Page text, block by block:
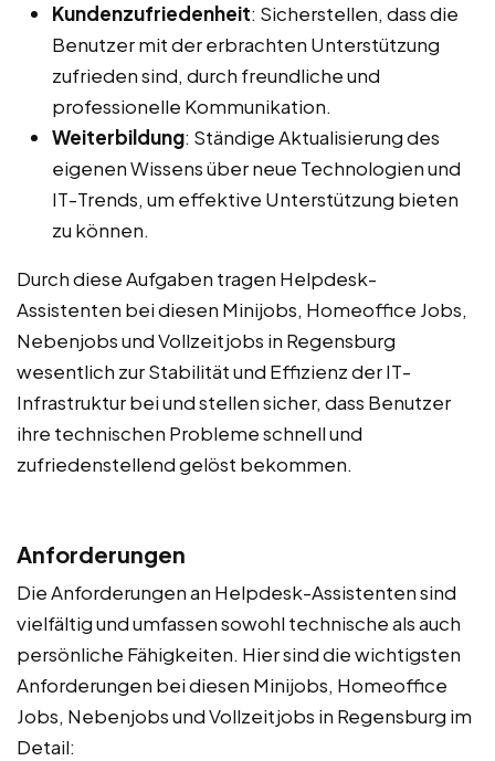
Kundenzufriedenheit: Sicherstellen, dass die
Benutzer mit der erbrachten Unterstützung
zufrieden sind, durch freundliche und
professionelle Kommunikation.
Weiterbildung: Ständige Aktualisierung des
eigenen Wissens über neue Technologien und
IT-Trends, um effektive Unterstützung bieten
zu können.
Durch diese Aufgaben tragen Helpdesk-
Assistenten bei diesen Minijobs, Homeoffice Jobs,
Nebenjobs und Vollzeitjobs in Regensburg
wesentlich zur Stabilität und Effizienz der IT-
Infrastruktur bei und stellen sicher, dass Benutzer
ihre technischen Probleme schnell und
zufriedenstellend gelöst bekommen.
Anforderungen
Die Anforderungen an Helpdesk-Assistenten sind
vielfältig und umfassen sowohl technische als auch
persönliche Fähigkeiten. Hier sind die wichtigsten
Anforderungen bei diesen Minijobs, Homeoffice
Jobs, Nebenjobs und Vollzeitjobs in Regensburg im
Detail: